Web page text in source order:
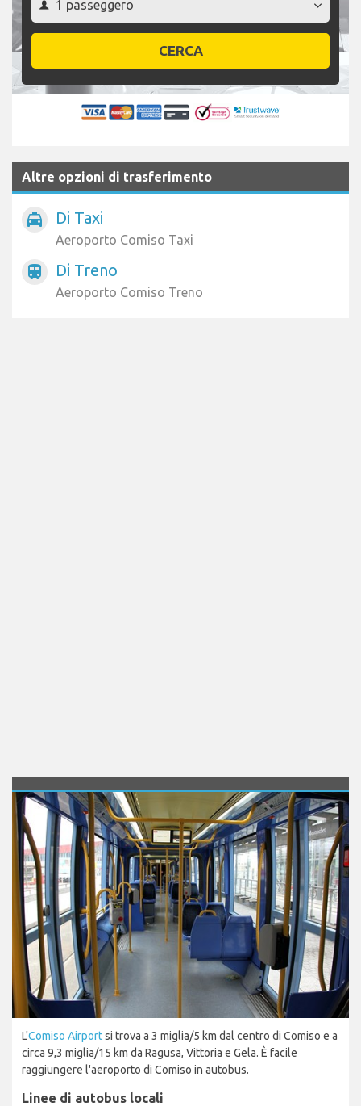
CERCA
Altre opzioni di trasferimento
local_taxi Di Taxi
Aeroporto Comiso Taxi
train Di Treno
Aeroporto Comiso Treno
L'Comiso Airportsi trova a 3 miglia/5 km dal centro di Comiso e a
circa 9,3 miglia/15 km da Ragusa, Vittoria e Gela. È facile
raggiungere l'aeroporto di Comiso in autobus.
Linee di autobus locali